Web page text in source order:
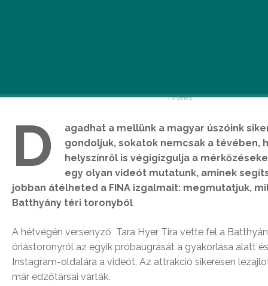
D
agadhat a mellünk a magyar úszóink
gondoljuk, sokatok nemcsak a tévében,
helyszínről is végigizgulja a
egy olyan videót mutatunk, aminek
jobban átélheted a FINA izgalmait: megmutatjuk,
Batthyány téri toronyból
A hétvégén versenyző Tara Hyer Tira vette fel a
óriástoronyról az egyik próbaugrását a gyakorlása alatt
Instagram-oldalára a videót. Az attrakció sikeresen
már edzőtársai várták.